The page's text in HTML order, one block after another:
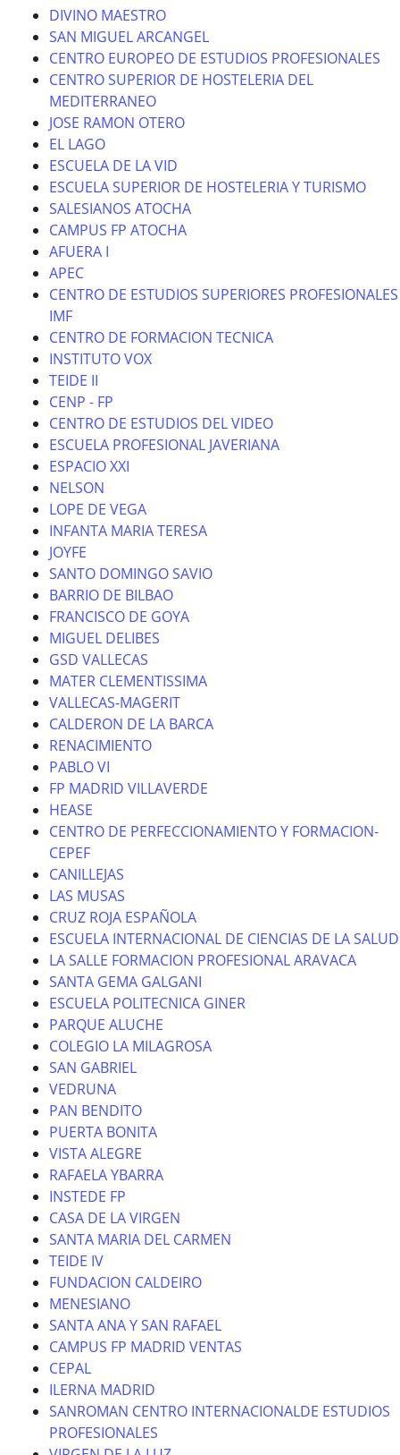
DIVINO MAESTRO
SAN MIGUEL ARCANGEL
CENTRO EUROPEO DE ESTUDIOS PROFESIONALES
CENTRO SUPERIOR DE HOSTELERIA DEL
MEDITERRANEO
JOSE RAMON OTERO
EL LAGO
ESCUELA DE LA VID
ESCUELA SUPERIOR DE HOSTELERIA Y TURISMO
SALESIANOS ATOCHA
CAMPUS FP ATOCHA
AFUERA I
APEC
CENTRO DE ESTUDIOS SUPERIORES PROFESIONALES
IMF
CENTRO DE FORMACION TECNICA
INSTITUTO VOX
TEIDE II
CENP - FP
CENTRO DE ESTUDIOS DEL VIDEO
ESCUELA PROFESIONAL JAVERIANA
ESPACIO XXI
NELSON
LOPE DE VEGA
INFANTA MARIA TERESA
JOYFE
SANTO DOMINGO SAVIO
BARRIO DE BILBAO
FRANCISCO DE GOYA
MIGUEL DELIBES
GSD VALLECAS
MATER CLEMENTISSIMA
VALLECAS-MAGERIT
CALDERON DE LA BARCA
RENACIMIENTO
PABLO VI
FP MADRID VILLAVERDE
HEASE
CENTRO DE PERFECCIONAMIENTO Y FORMACION-
CEPEF
CANILLEJAS
LAS MUSAS
CRUZ ROJA ESPAÑOLA
ESCUELA INTERNACIONAL DE CIENCIAS DE LA SALUD
LA SALLE FORMACION PROFESIONAL ARAVACA
SANTA GEMA GALGANI
ESCUELA POLITECNICA GINER
PARQUE ALUCHE
COLEGIO LA MILAGROSA
SAN GABRIEL
VEDRUNA
PAN BENDITO
PUERTA BONITA
VISTA ALEGRE
RAFAELA YBARRA
INSTEDE FP
CASA DE LA VIRGEN
SANTA MARIA DEL CARMEN
TEIDE IV
FUNDACION CALDEIRO
MENESIANO
SANTA ANA Y SAN RAFAEL
CAMPUS FP MADRID VENTAS
CEPAL
ILERNA MADRID
SANROMAN CENTRO INTERNACIONALDE ESTUDIOS
PROFESIONALES